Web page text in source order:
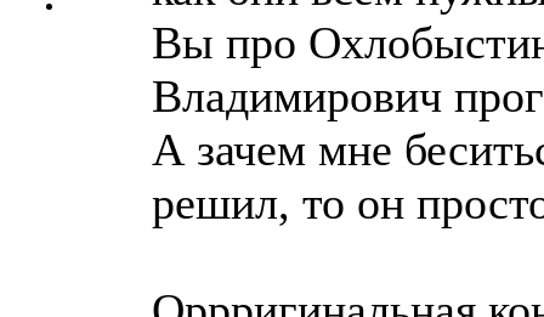
Вы про
Владимирович
А зачем мне
решил, то он